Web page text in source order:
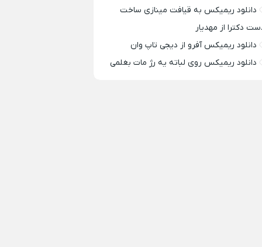
دانلود ریمیکس به قیافت مینازی ساخت
دکترا از مهدیار
دانلود ریمیکس آفرو از ديجی تاپ وان
دانلود ریمیکس روی لباته یه رژ مات بغلمی